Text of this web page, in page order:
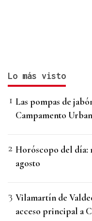
Lo más visto
Las pompas de
Campamento
Horóscopo del día:
agosto
Vilamartín de
acceso principal a